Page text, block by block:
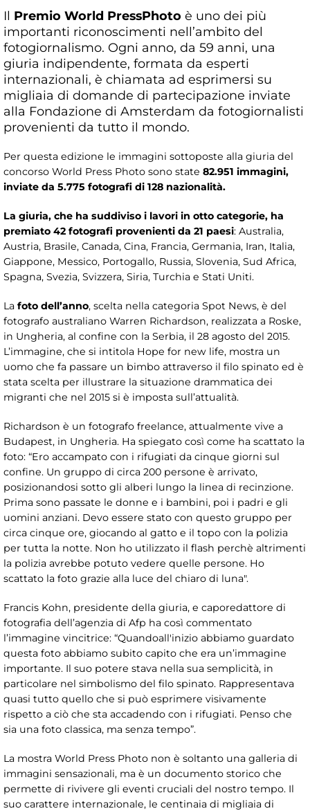
Il Premio World PressPhoto è uno dei più
importanti riconoscimenti nell’ambito del
fotogiornalismo. Ogni anno, da 59 anni, una
giuria indipendente, formata da esperti
internazionali, è chiamata ad esprimersi su
migliaia di domande di partecipazione inviate
alla Fondazione di Amsterdam da fotogiornalisti
provenienti da tutto il mondo.
Per questa edizione le immagini sottoposte alla giuria del
concorso World Press Photo sono state 82.951 immagini,
inviate da 5.775 fotografi di 128 nazionalità.
La giuria, che ha suddiviso i lavori in otto categorie, ha
premiato 42 fotografi provenienti da 21 paesi: Australia,
Austria, Brasile, Canada, Cina, Francia, Germania, Iran, Italia,
Giappone, Messico, Portogallo, Russia, Slovenia, Sud Africa,
Spagna, Svezia, Svizzera, Siria, Turchia e Stati Uniti.
La foto dell’anno, scelta nella categoria Spot News, è del
fotografo australiano Warren Richardson, realizzata a Roske,
in Ungheria, al confine con la Serbia, il 28 agosto del 2015.
L’immagine, che si intitola Hope for new life, mostra un
uomo che fa passare un bimbo attraverso il filo spinato ed è
stata scelta per illustrare la situazione drammatica dei
migranti che nel 2015 si è imposta sull’attualità.
Richardson è un fotografo freelance, attualmente vive a
Budapest, in Ungheria. Ha spiegato così come ha scattato la
foto: “Ero accampato con i rifugiati da cinque giorni sul
confine. Un gruppo di circa 200 persone è arrivato,
posizionandosi sotto gli alberi lungo la linea di recinzione.
Prima sono passate le donne e i bambini, poi i padri e gli
uomini anziani. Devo essere stato con questo gruppo per
circa cinque ore, giocando al gatto e il topo con la polizia
per tutta la notte. Non ho utilizzato il flash perchè altrimenti
la polizia avrebbe potuto vedere quelle persone. Ho
scattato la foto grazie alla luce del chiaro di luna".
Francis Kohn, presidente della giuria, e caporedattore di
fotografia dell’agenzia di Afp ha così commentato
l’immagine vincitrice: “Quandoall'inizio abbiamo guardato
questa foto abbiamo subito capito che era un’immagine
importante. Il suo potere stava nella sua semplicità, in
particolare nel simbolismo del filo spinato. Rappresentava
quasi tutto quello che si può esprimere visivamente
rispetto a ciò che sta accadendo con i rifugiati. Penso che
sia una foto classica, ma senza tempo”.
La mostra World Press Photo non è soltanto una galleria di
immagini sensazionali, ma è un documento storico che
permette di rivivere gli eventi cruciali del nostro tempo. Il
suo carattere internazionale, le centinaia di migliaia di